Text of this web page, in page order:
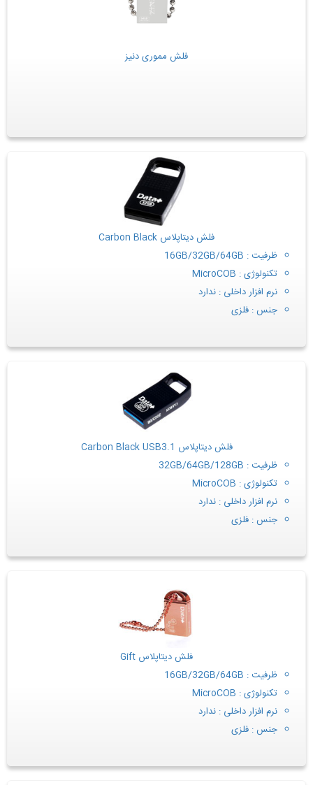
فلش مموری دنیز
فلش دیتاپلاس Carbon Black
ظرفیت : 16GB/32GB/64GB
تکنولوژی : MicroCOB
نرم افزار داخلی : ندارد
جنس : فلزی
فلش دیتاپلاس Carbon Black USB3.1
ظرفیت : 32GB/64GB/128GB
تکنولوژی : MicroCOB
نرم افزار داخلی : ندارد
جنس : فلزی
فلش دیتاپلاس Gift
ظرفیت : 16GB/32GB/64GB
تکنولوژی : MicroCOB
نرم افزار داخلی : ندارد
جنس : فلزی